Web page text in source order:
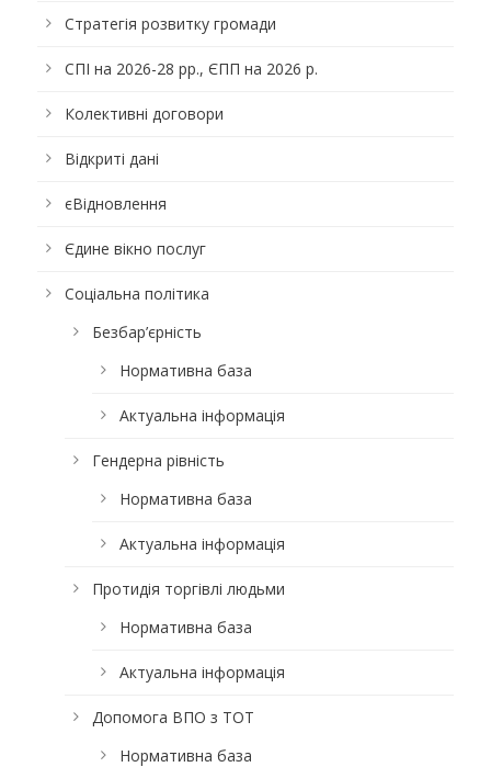
Стратегія розвитку громади
СПІ на 2026-28 рр., ЄПП на 2026 р.
Колективні договори
Відкриті дані
єВідновлення
Єдине вікно послуг
Соціальна політика
Безбар’єрність
Нормативна база
Актуальна інформація
Гендерна рівність
Нормативна база
Актуальна інформація
Протидія торгівлі людьми
Нормативна база
Актуальна інформація
Допомога ВПО з ТОТ
Нормативна база